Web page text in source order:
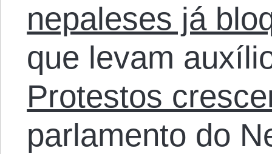
nepaleses já
que levam
Protestos
parlamento do